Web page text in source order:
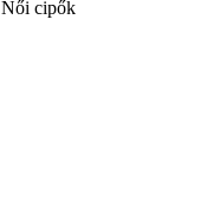
Női cipők